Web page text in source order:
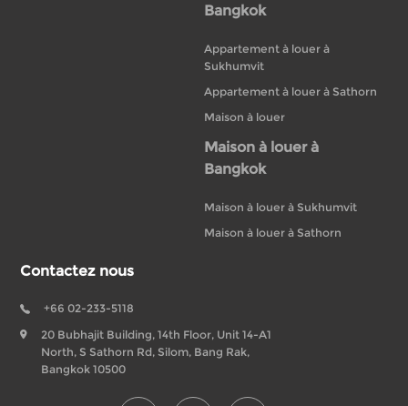
Bangkok
Appartement à louer à
Sukhumvit
Appartement à louer à Sathorn
Maison à louer
Maison à louer à
Bangkok
Maison à louer à Sukhumvit
Maison à louer à Sathorn
Contactez nous
+66 02-233-5118
20 Bubhajit Building, 14th Floor, Unit 14-A1
North, S Sathorn Rd, Silom, Bang Rak,
Bangkok 10500